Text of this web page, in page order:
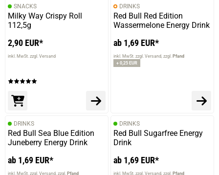
SNACKS
Milky Way Crispy Roll
112,5g
2,90 EUR*
inkl. MwSt. zzgl. Versand
DRINKS
Red Bull Red Edition
Wassermelone Energy Drink
ab 1,69 EUR*
inkl. MwSt. zzgl. Versand zzgl. Pfand
+ 0,25 EUR
DRINKS
Red Bull Sea Blue Edition
Juneberry Energy Drink
ab 1,69 EUR*
inkl. MwSt. zzgl. Versand zzgl. Pfand
DRINKS
Red Bull Sugarfree Energy
Drink
ab 1,69 EUR*
inkl. MwSt. zzgl. Versand zzgl. Pfand